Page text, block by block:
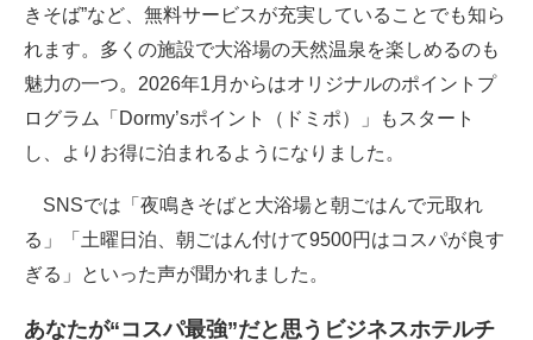
きそば”など、無料サービスが充実していることでも知ら
れます。多くの施設で大浴場の天然温泉を楽しめるのも
魅力の一つ。2026年1月からはオリジナルのポイントプ
ログラム「Dormy’sポイント（ドミポ）」もスタート
し、よりお得に泊まれるようになりました。
SNSでは「夜鳴きそばと大浴場と朝ごはんで元取れ
る」「土曜日泊、朝ごはん付けて9500円はコスパが良す
ぎる」といった声が聞かれました。
あなたが“コスパ最強”だと思うビジネスホテルチ